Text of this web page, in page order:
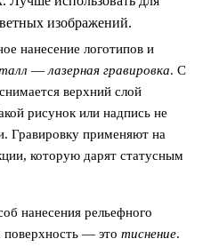
изображений.
нанесение логотипов и
— лазерная гравировка. С
верхний слой
рисунок или надпись не
Гравировку применяют на
которую дарят статусным
нанесения рельефного
поверхность — это тиснение.